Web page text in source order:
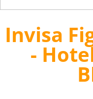
Invisa
-